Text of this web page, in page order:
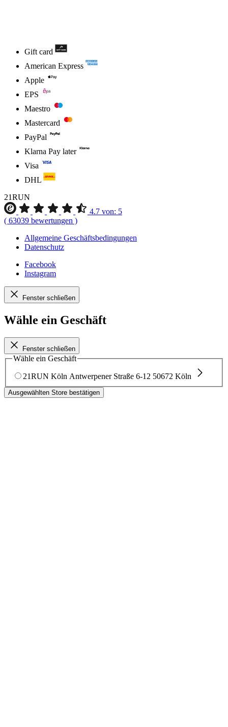
Gift card
American Express
Apple
EPS
Maestro
Mastercard
PayPal
Klarna Pay later
Visa
DHL
21RUN
4.7 von: 5
( 63039 bewertungen )
Allgemeine Geschäftsbedingungen
Datenschutz
Facebook
Instagram
Fenster schließen
Wähle ein Geschäft
Fenster schließen
Wähle ein Geschäft
21RUN Köln Antwerpener Straße 6-12 50672 Köln
Ausgewählten Store bestätigen